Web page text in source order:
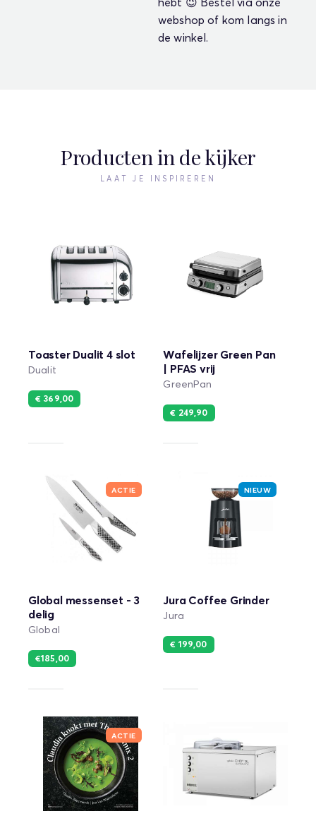
Producten in de kijker
LAAT JE INSPIREREN
Toaster Dualit 4 slot
Dualit
€ 369,00
Wafelijzer Green Pan
| PFAS vrij
GreenPan
€ 249,90
Global messenset - 3
delig
Global
€185,00
ACTIE
Jura Coffee Grinder
Jura
€ 199,00
NIEUW
ACTIE